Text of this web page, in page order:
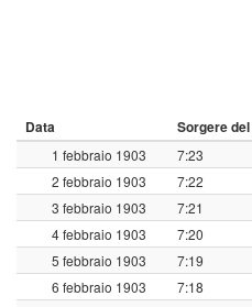
Data Sorgere
1 febbraio 1903 7:23
2 febbraio 1903
7:22
3 febbraio 1903
7:21
4 febbraio 1903
7:20
5 febbraio 1903
7:19
6 febbraio 1903
7:18